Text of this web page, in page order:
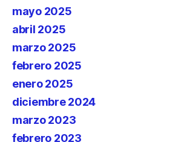
mayo 2025
abril 2025
marzo 2025
febrero 2025
enero 2025
diciembre 2024
marzo 2023
febrero 2023